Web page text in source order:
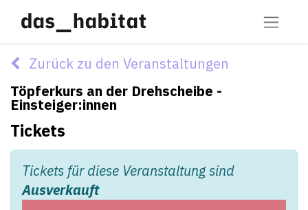
Zurück zu den Veranstaltungen
Töpferkurs an der Drehscheibe -
Einsteiger:innen
Tickets
Tickets für diese Veranstaltung sind
Ausverkauft